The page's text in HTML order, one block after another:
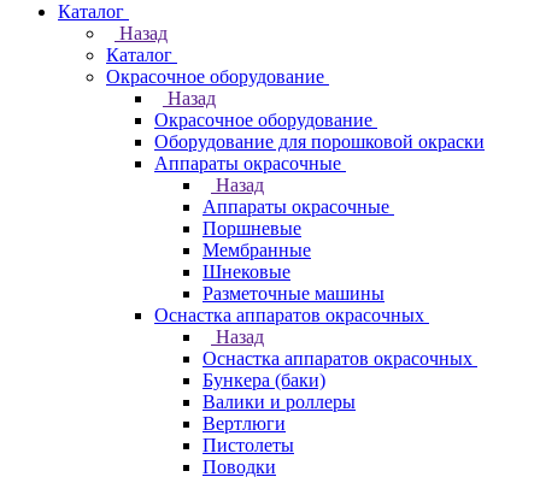
Каталог
Назад
Каталог
Окрасочное оборудование
Назад
Окрасочное оборудование
Оборудование для порошковой окраски
Аппараты окрасочные
Назад
Аппараты окрасочные
Поршневые
Мембранные
Шнековые
Разметочные машины
Оснастка аппаратов окрасочных
Назад
Оснастка аппаратов окрасочных
Бункера (баки)
Валики и роллеры
Вертлюги
Пистолеты
Поводки